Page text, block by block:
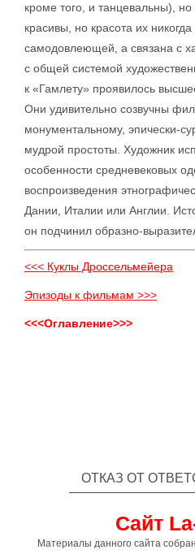
кроме того, и танцевальны),
красивы, но красота их никогда
самодовлеющей, а связана с
с общей системой
к «Гамлету» проявилось
Они удивительно созвучны
монументальному, эпически-
мудрой простоты. Художник
особенности средневековых
воспроизведения
Дании, Италии или Англии.
он подчинил образно-
<<< Куклы Дроссельмейера
Эпизоды к фильмам >>>
<<<Оглавление>>>
ОТКАЗ ОТ
Сайт
Материалы данного сайта